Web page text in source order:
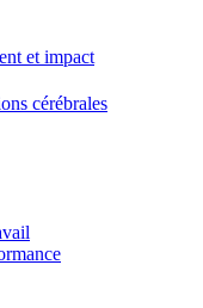
et impact
cérébrales